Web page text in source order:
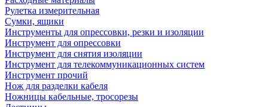
Рулетка измерительная
Сумки, ящики
Инструменты для опрессовки, резки и изоляции
Инструмент для опрессовки
Инструмент для снятия изоляции
Инструмент для телекоммуникационных систем
Инструмент прочий
Нож для разделки кабеля
Ножницы кабельные, тросорезы